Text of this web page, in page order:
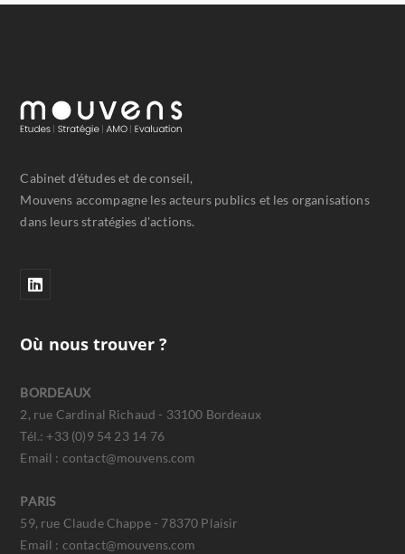
Cabinet d'études et de conseil,
Mouvens accompagne les acteurs publics et les organisations
dans leurs stratégies d'actions.
Où nous trouver ?
BORDEAUX
2, rue Cardinal Richaud - 33100 Bordeaux
Tél.: +33 (0)9 54 23 14 76
Email : contact@mouvens.com
PARIS
59, rue Claude Chappe - 78370 Plaisir
Email : contact@mouvens.com